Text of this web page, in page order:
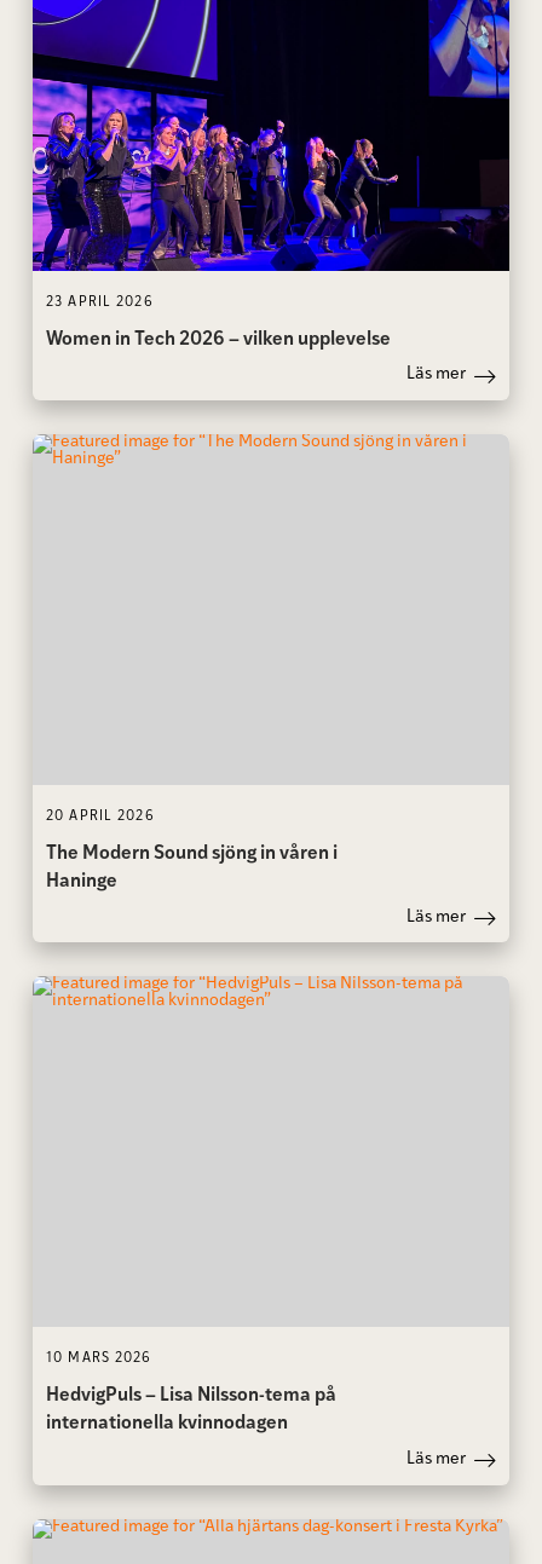
23 APRIL 2026
Women in Tech 2026 – vilken upplevelse
Läs mer
20 APRIL 2026
The Modern Sound sjöng in våren i
Haninge
Läs mer
10 MARS 2026
HedvigPuls – Lisa Nilsson-tema på
internationella kvinnodagen
Läs mer